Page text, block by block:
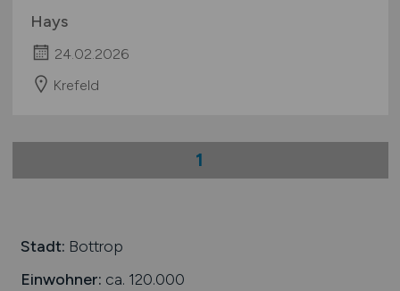
Hays
24.02.2026
Krefeld
1
Stadt: Bottrop
Einwohner: ca. 120.000